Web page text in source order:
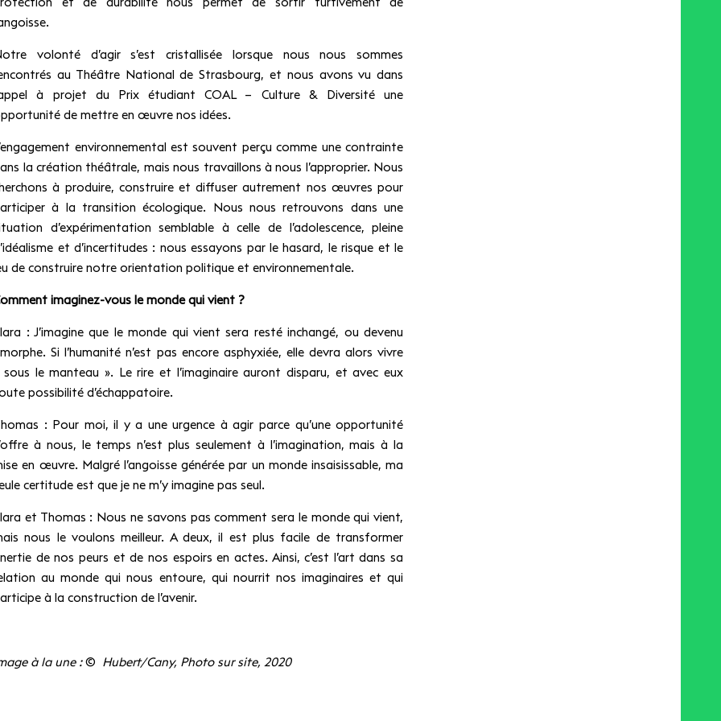
et de durabilité nous permet de sortir furtivement de
volonté d’agir s’est cristallisée lorsque nous nous sommes
au Théâtre National de Strasbourg, et nous avons vu dans
à projet du Prix étudiant COAL – Culture & Diversité une
de mettre en œuvre nos idées.
environnemental est souvent perçu comme une contrainte
la création théâtrale, mais nous travaillons à nous l’approprier. Nous
à produire, construire et diffuser autrement nos œuvres pour
à la transition écologique. Nous nous retrouvons dans une
d’expérimentation semblable à celle de l’adolescence, pleine
et d’incertitudes : nous essayons par le hasard, le risque et le
de construire notre orientation politique et environnementale.
imaginez-vous le monde qui vient ?
: J’imagine que le monde qui vient sera resté inchangé, ou devenu
Si l’humanité n’est pas encore asphyxiée, elle devra alors vivre
sous le manteau ». Le rire et l’imaginaire auront disparu, et avec eux
possibilité d’échappatoire.
: Pour moi, il y a une urgence à agir parce qu’une opportunité
à nous, le temps n’est plus seulement à l’imagination, mais à la
en œuvre. Malgré l’angoisse générée par un monde insaisissable, ma
certitude est que je ne m’y imagine pas seul.
et Thomas : Nous ne savons pas comment sera le monde qui vient,
nous le voulons meilleur. A deux, il est plus facile de transformer
de nos peurs et de nos espoirs en actes. Ainsi, c’est l’art dans sa
au monde qui nous entoure, qui nourrit nos imaginaires et qui
à la construction de l’avenir.
à la une :© Hubert/Cany, Photo sur site, 2020